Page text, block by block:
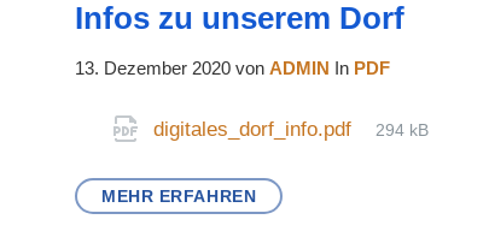
Infos zu unserem Dorf
13. Dezember 2020 von ADMIN In PDF
Anhängedigitales_dorf_info.pdf
File
294 kB
MEHR ERFAHREN